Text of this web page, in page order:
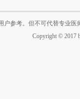
户参考。但不可代替专业
Copyright © 2017